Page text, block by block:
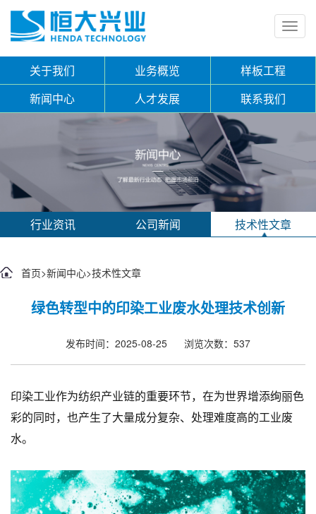
关于我们 业务概览
样板工程
新闻中心
人才发展 联系我们
行业资讯 公司新闻 技术性文章
首页>新闻中心>技术性文章
绿色转型中的印染工业废水处理技术创新
发布时间：2025-08-25 浏览次数：537
印染工业作为纺织产业链的重要环节，在为世界增添绚丽色
彩的同时，也产生了大量成分复杂、处理难度高的工业废
水。